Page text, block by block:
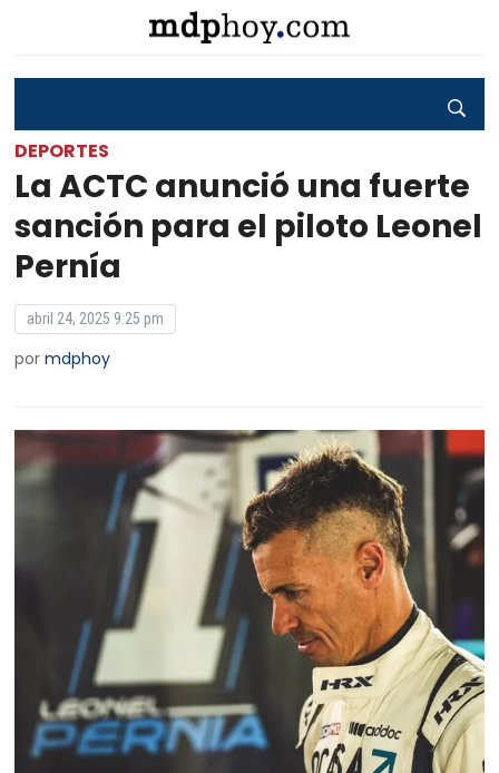
DEPORTES
La ACTC anunció una fuerte
sanción para el piloto Leonel
Pernía
abril 24, 2025 9:25 pm
pormdphoy